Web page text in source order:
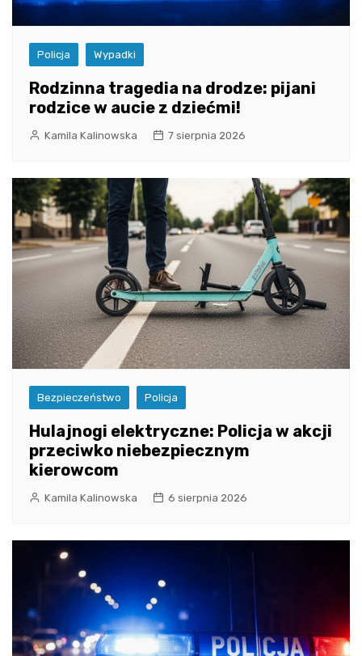
Policja Wypadki
Rodzinna tragedia na drodze: pijani
rodzice w aucie z dziećmi!
Kamila Kalinowska 7 sierpnia 2026
Bezpieczeństwo Policja
Hulajnogi elektryczne: Policja w akcji
przeciwko niebezpiecznym
kierowcom
Kamila Kalinowska 6 sierpnia 2026